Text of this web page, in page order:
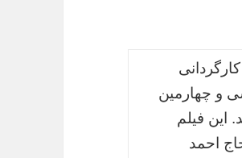
و چهارمین
این فیلم
احمد